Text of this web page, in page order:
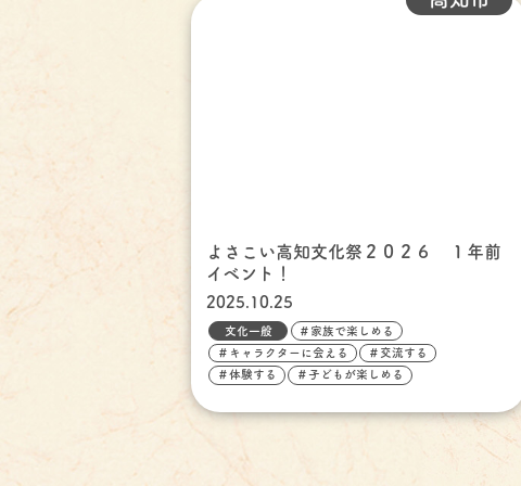
よさこい高知文化祭２０２６ １年前
イベント！
2025.10.25
文化一般 ＃家族で楽しめる
＃キャラクターに会える ＃交流する
＃体験する ＃子どもが楽しめる